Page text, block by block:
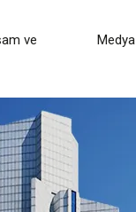
ve
Medya